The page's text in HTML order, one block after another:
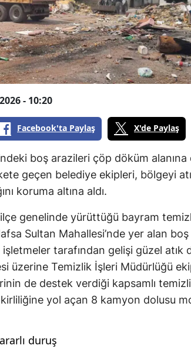
- 10:20
Facebook'ta Paylaş X'de Paylaş
boş arazileri çöp döküm alanına
geçen belediye ekipleri, bölgeyi
koruma altına aldı.
genelinde yürüttüğü bayram
Sultan Mahallesi’nde yer alan
tarafından gelişi güzel atık
üzerine Temizlik İşleri Müdürlüğü
de destek verdiği kapsamlı
yol açan 8 kamyon dolusu
duruş